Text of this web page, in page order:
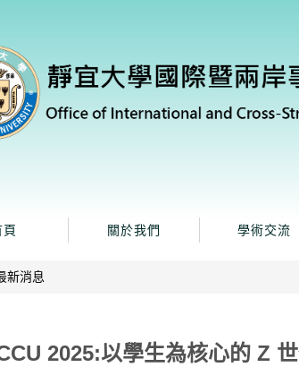
頁 關於我們 學術交流
新消息
2025:以學生為核心的 Z